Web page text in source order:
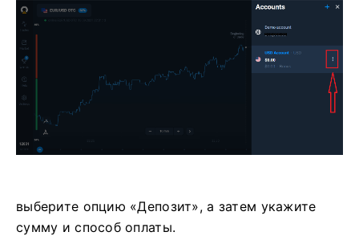
выберите опцию «Депозит», а затем укажите
сумму и способ оплаты.